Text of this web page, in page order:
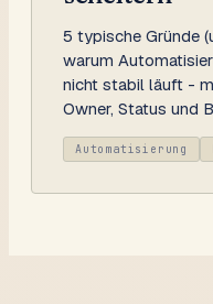
5 typische Gründe
warum
nicht stabil läuft -
Owner, Status und
Automatisierung